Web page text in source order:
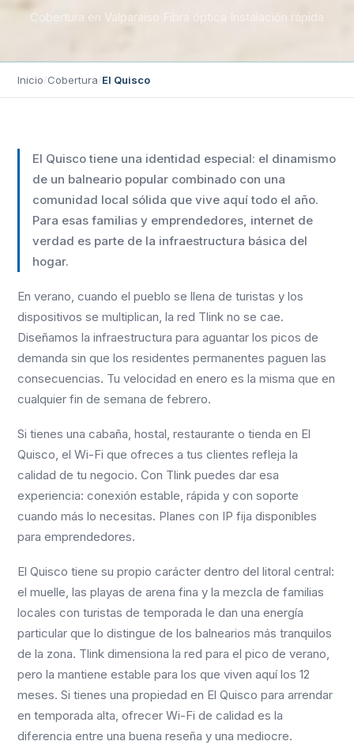
Cobertura en Valparaíso Fibra óptica Instalación rápida
Inicio/Cobertura/El Quisco
El Quisco tiene una identidad especial: el dinamismo
de un balneario popular combinado con una
comunidad local sólida que vive aquí todo el año.
Para esas familias y emprendedores, internet de
verdad es parte de la infraestructura básica del
hogar.
En verano, cuando el pueblo se llena de turistas y los
dispositivos se multiplican, la red Tlink no se cae.
Diseñamos la infraestructura para aguantar los picos de
demanda sin que los residentes permanentes paguen las
consecuencias. Tu velocidad en enero es la misma que en
cualquier fin de semana de febrero.
Si tienes una cabaña, hostal, restaurante o tienda en El
Quisco, el Wi-Fi que ofreces a tus clientes refleja la
calidad de tu negocio. Con Tlink puedes dar esa
experiencia: conexión estable, rápida y con soporte
cuando más lo necesitas. Planes con IP fija disponibles
para emprendedores.
El Quisco tiene su propio carácter dentro del litoral central:
el muelle, las playas de arena fina y la mezcla de familias
locales con turistas de temporada le dan una energía
particular que lo distingue de los balnearios más tranquilos
de la zona. Tlink dimensiona la red para el pico de verano,
pero la mantiene estable para los que viven aquí los 12
meses. Si tienes una propiedad en El Quisco para arrendar
en temporada alta, ofrecer Wi-Fi de calidad es la
diferencia entre una buena reseña y una mediocre.